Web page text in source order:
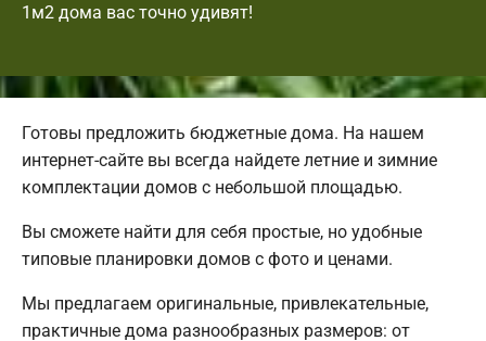
1м2 дома вас точно удивят!
Готовы предложить бюджетные дома. На нашем
интернет-сайте вы всегда найдете летние и зимние
комплектации домов с небольшой площадью.
Вы сможете найти для себя простые, но удобные
типовые планировки домов с фото и ценами.
Мы предлагаем оригинальные, привлекательные,
практичные дома разнообразных размеров: от